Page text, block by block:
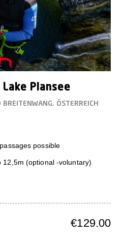
Plansee
ÖSTERREICH
possible
12,5m (optional -voluntary)
€129.00